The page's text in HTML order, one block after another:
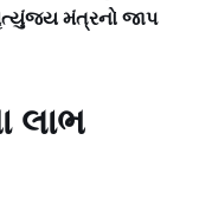
મંત્રનો જાપ
લાભ